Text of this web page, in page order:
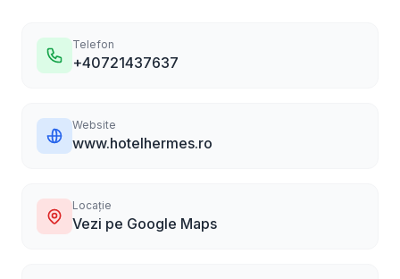
Telefon
+40721437637
Website
www.hotelhermes.ro
Locație
Vezi pe Google Maps